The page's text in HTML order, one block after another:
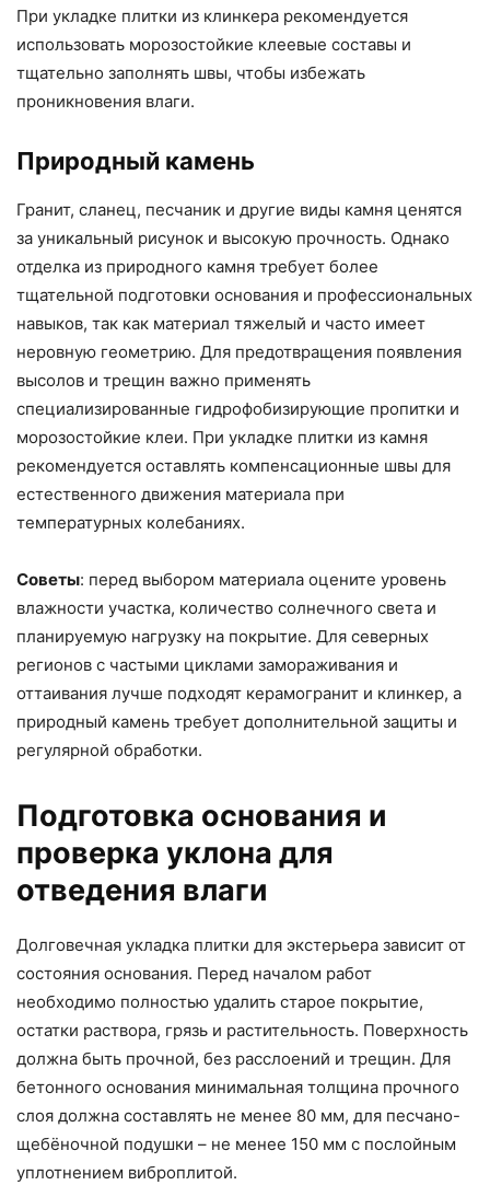
При укладке плитки из клинкера рекомендуется
использовать морозостойкие клеевые составы и
тщательно заполнять швы, чтобы избежать
проникновения влаги.
Природный камень
Гранит, сланец, песчаник и другие виды камня ценятся
за уникальный рисунок и высокую прочность. Однако
отделка из природного камня требует более
тщательной подготовки основания и профессиональных
навыков, так как материал тяжелый и часто имеет
неровную геометрию. Для предотвращения появления
высолов и трещин важно применять
специализированные гидрофобизирующие пропитки и
морозостойкие клеи. При укладке плитки из камня
рекомендуется оставлять компенсационные швы для
естественного движения материала при
температурных колебаниях.
Советы: перед выбором материала оцените уровень
влажности участка, количество солнечного света и
планируемую нагрузку на покрытие. Для северных
регионов с частыми циклами замораживания и
оттаивания лучше подходят керамогранит и клинкер, а
природный камень требует дополнительной защиты и
регулярной обработки.
Подготовка основания и
проверка уклона для
отведения влаги
Долговечная укладка плитки для экстерьера зависит от
состояния основания. Перед началом работ
необходимо полностью удалить старое покрытие,
остатки раствора, грязь и растительность. Поверхность
должна быть прочной, без расслоений и трещин. Для
бетонного основания минимальная толщина прочного
слоя должна составлять не менее 80 мм, для песчано-
щебёночной подушки – не менее 150 мм с послойным
уплотнением виброплитой.